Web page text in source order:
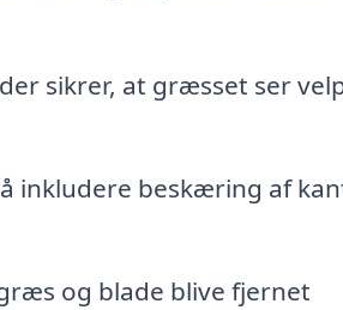
sikrer, at græsset ser
inkludere beskæring af
og blade blive fjernet